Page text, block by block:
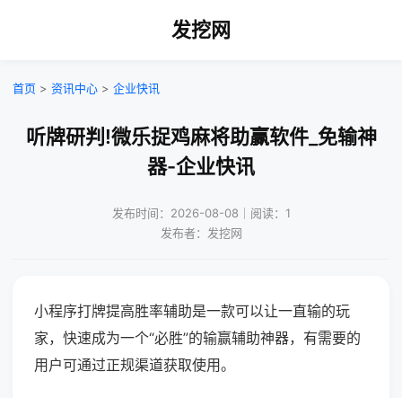
发挖网
首页 > 资讯中心 > 企业快讯
听牌研判!微乐捉鸡麻将助赢软件_免输神
器-企业快讯
发布时间：2026-08-08｜阅读：1
发布者：发挖网
小程序打牌提高胜率辅助是一款可以让一直输的玩
家，快速成为一个“必胜”的输赢辅助神器，有需要的
用户可通过正规渠道获取使用。